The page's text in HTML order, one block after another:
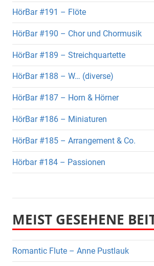
HörBar #191 – Flöte
HörBar #190 – Chor und Chormusik
HörBar #189 – Streichquartette
HörBar #188 – W… (diverse)
HörBar #187 – Horn & Hörner
HörBar #186 – Miniaturen
HörBar #185 – Arrangement & Co.
Hörbar #184 – Passionen
MEIST GESEHENE
Romantic Flute – Anne Pustlauk